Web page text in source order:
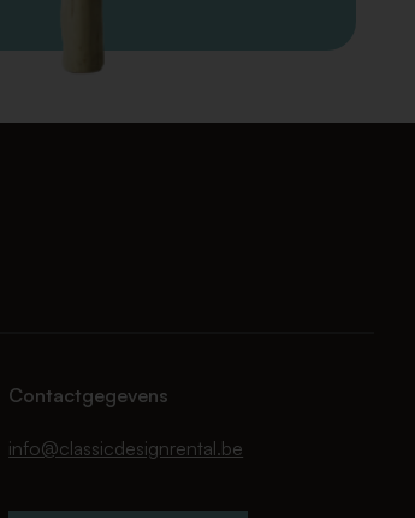
Contactgegevens
info@classicdesignrental.be